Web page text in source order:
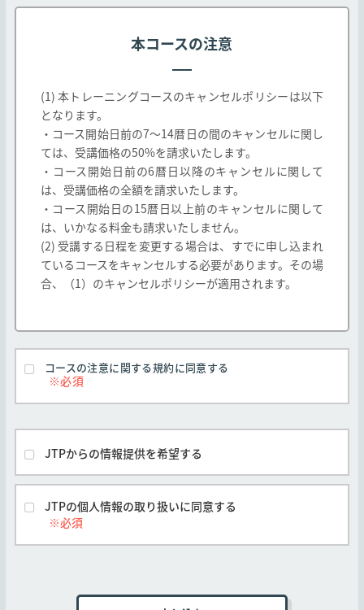
載されるコース及び、弊社教育パンフレット等に
ンフレット等に掲載されたコースであっても、以
下各号に定めるコースの取り扱いについては以下
一社研修としてのみ提供されるコースは弊社と
お客様間で別途締結する契約に基づき提供され
るものとし、本規約は適用されません。
弊社以外の第三者が提供し、弊社が受講の取次
のみを行う(以下「他社開催」とします、また当
該第三者を「他社」とします)コースは、本規約
と他社の定める契約条件の両方が適用されるも
のとします。但し、本規約と他社の定める契約
条件が異なる場合は他社の契約条件が本規約に
優先して適用されます。
前に申し込みがなされたコースについては、本
規約の変更期日後の実施または提供であって
も、お客様の申し込み時に有効な本規約が適用
弊社とお客様間で別途の合意がなされた場合を
除き、すべてのコースに対し本規約が適用され
るものとします。
他社開催のコースは他社の定める契約条件がそ
れぞれ本条に優先して適用されるものとし、本
本コースの注意
(1) 本トレーニングコースのキャンセルポリシーは以下
となります。
・コース開始日前の7～14暦日の間のキャンセルに関し
ては、受講価格の50%を請求いたします。
・コース開始日前の6暦日以降のキャンセルに関して
は、受講価格の全額を請求いたします。
・コース開始日の15暦日以上前のキャンセルに関して
は、いかなる料金も請求いたしません。
(2) 受講する日程を変更する場合は、すでに申し込まれ
ているコースをキャンセルする必要があります。その場
合、（1）のキャンセルポリシーが適用されます。
コースの注意に関する規約に同意する
JTPからの情報提供を希望する
JTPの個人情報の取り扱いに同意する